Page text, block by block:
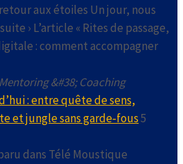
aux étoiles Un jour, nous
› L’article « Rites de passage,
: comment accompagner
&#38; Coaching
: entre quête de sens,
et jungle sans garde‑fous5
dans Télé Moustique